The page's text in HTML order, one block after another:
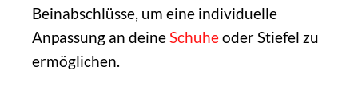
Beinabschlüsse, um eine individuelle
Anpassung an deineSchuheoder Stiefel zu
ermöglichen.